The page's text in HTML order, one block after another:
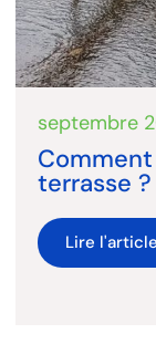
septembre
terrasse ?
Lire l'article